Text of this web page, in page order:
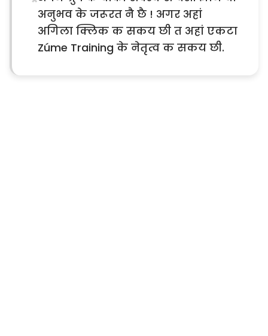
अनुभव के जरूरत नै छै ! अगर अहां
अगिला क्लिक क सकय छी त अहां एकटा
Zúme Training के नेतृत्व क सकय छी.